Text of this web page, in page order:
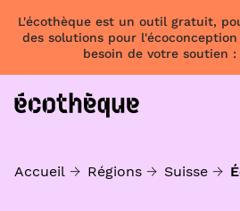
L'écothèque est un outil gratuit,
des solutions pour
besoin de votre soutien :
Accueil Régions Suisse